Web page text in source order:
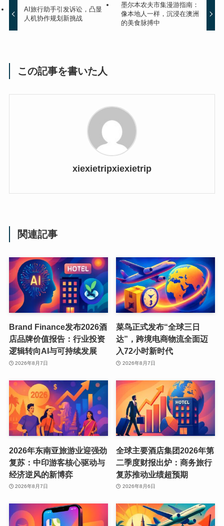
AI旅行助手引发诉讼，凸显
人机协作规划新挑战
墨尔本农夫市集漫游指南：
像本地人一样，沉浸在澳洲
的美食脉搏中
この記事を書いた人
xiexietripxiexietrip
関連記事
Brand Finance发布2026酒
店品牌价值报告：行业投资
逻辑转向AI与可持续发展
2026年8月7日
菜鸟正式发布“全球三日
达”，跨境电商物流全面迈
入72小时新时代
2026年8月7日
2026年东南亚旅游业迎强劲
复苏：中印游客核心驱动与
经济逆风的新博弈
2026年8月7日
全球主要酒店集团2026年第
二季度财报出炉：商务旅行
复苏推动业绩超预期
2026年8月6日